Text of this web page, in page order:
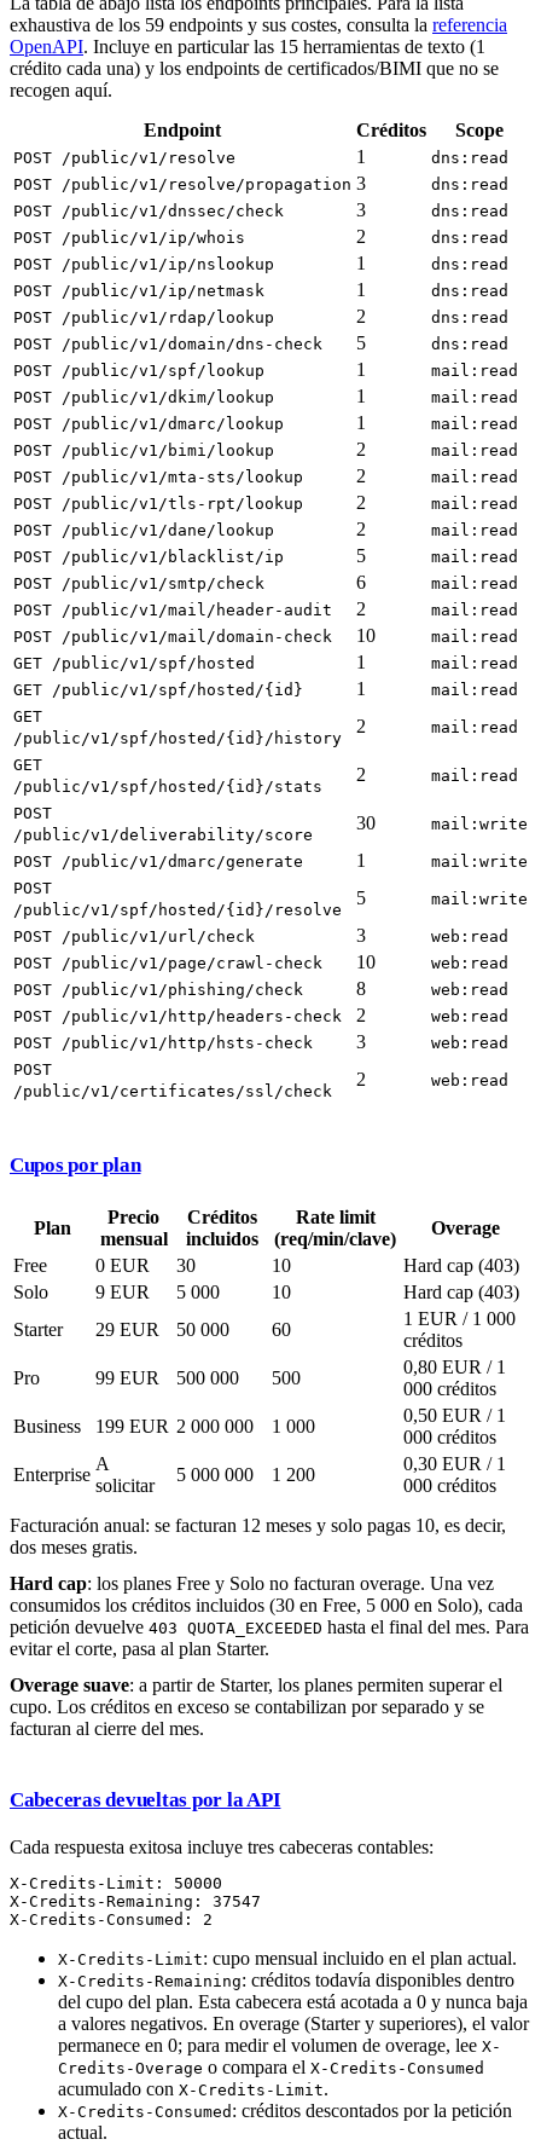
exhaustiva de los 59 endpoints y sus costes, consulta la referencia
OpenAPI. Incluye en particular las 15 herramientas de texto (1
crédito cada una) y los endpoints de certificados/BIMI que no se
recogen aquí.
Endpoint
Créditos Scope
POST /public/v1/resolve 1
dns:read
POST /public/v1/resolve/propagation 3
dns:read
POST /public/v1/dnssec/check
3
dns:read
POST /public/v1/ip/whois
2
dns:read
POST /public/v1/ip/nslookup
1
dns:read
POST /public/v1/ip/netmask
1
dns:read
POST /public/v1/rdap/lookup
2
dns:read
POST /public/v1/domain/dns-check
5
dns:read
POST /public/v1/spf/lookup
1
mail:read
POST /public/v1/dkim/lookup
1
mail:read
POST /public/v1/dmarc/lookup
1
mail:read
POST /public/v1/bimi/lookup
2
mail:read
POST /public/v1/mta-sts/lookup
2
mail:read
POST /public/v1/tls-rpt/lookup
2
mail:read
POST /public/v1/dane/lookup
2
mail:read
POST /public/v1/blacklist/ip
5
mail:read
POST /public/v1/smtp/check
6
mail:read
POST /public/v1/mail/header-audit
2
mail:read
POST /public/v1/mail/domain-check
10
mail:read
GET /public/v1/spf/hosted
1
mail:read
GET /public/v1/spf/hosted/{id}
1
mail:read
GET
/public/v1/spf/hosted/{id}/history
2 mail:read
GET
/public/v1/spf/hosted/{id}/stats
2 mail:read
POST
/public/v1/deliverability/score
30 mail:write
POST /public/v1/dmarc/generate 1
mail:write
POST
/public/v1/spf/hosted/{id}/resolve
5 mail:write
POST /public/v1/url/check 3
web:read
POST /public/v1/page/crawl-check
10
web:read
POST /public/v1/phishing/check
8
web:read
POST /public/v1/http/headers-check
2
web:read
POST /public/v1/http/hsts-check
3
web:read
POST
/public/v1/certificates/ssl/check
2 web:read
Cupos por plan
Plan
Precio
mensual
Créditos
incluidos
Rate limit
(req/min/clave)
Overage
Free
0 EUR 30 10
Hard cap (403)
Solo
9 EUR 5 000 10
Hard cap (403)
Starter
29 EUR 50 000 60
1 EUR / 1 000
créditos
Pro
99 EUR 500 000 500
0,80 EUR / 1
000 créditos
Business
199 EUR 2 000 000 1 000
0,50 EUR / 1
000 créditos
Enterprise
A
solicitar
5 000 000 1 200
0,30 EUR / 1
000 créditos
Facturación anual: se facturan 12 meses y solo pagas 10, es decir,
dos meses gratis.
Hard cap: los planes Free y Solo no facturan overage. Una vez
consumidos los créditos incluidos (30 en Free, 5 000 en Solo), cada
petición devuelve 403 QUOTA_EXCEEDED hasta el final del mes. Para
evitar el corte, pasa al plan Starter.
Overage suave: a partir de Starter, los planes permiten superar el
cupo. Los créditos en exceso se contabilizan por separado y se
facturan al cierre del mes.
Cabeceras devueltas por la API
Cada respuesta exitosa incluye tres cabeceras contables:
X-Credits-Limit: 50000
X-Credits-Remaining: 37547
X-Credits-Limit: cupo mensual incluido en el plan actual.
X-Credits-Remaining: créditos todavía disponibles dentro
del cupo del plan. Esta cabecera está acotada a 0 y nunca baja
a valores negativos. En overage (Starter y superiores), el valor
permanece en 0; para medir el volumen de overage, lee X-
Credits-Overage o compara el X-Credits-Consumed
acumulado con X-Credits-Limit.
X-Credits-Consumed : créditos descontados por la petición
actual.